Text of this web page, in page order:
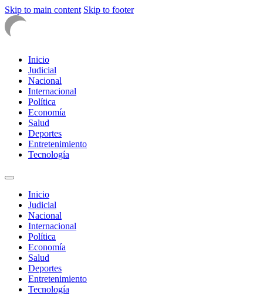
Skip to main content Skip to footer
Inicio
Judicial
Nacional
Internacional
Política
Economía
Salud
Deportes
Entretenimiento
Tecnología
Inicio
Judicial
Nacional
Internacional
Política
Economía
Salud
Deportes
Entretenimiento
Tecnología